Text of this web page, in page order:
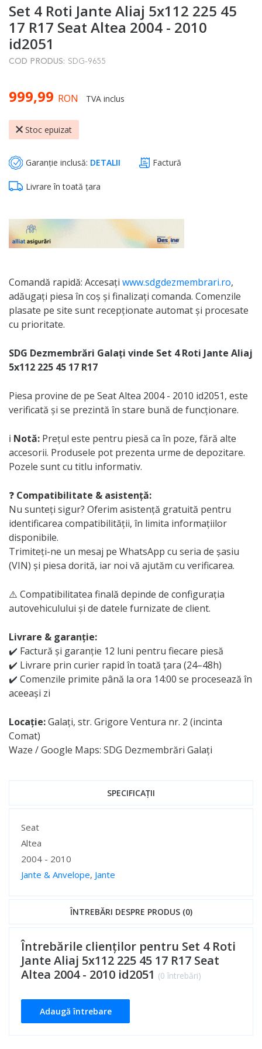
to
the
beginning
of
the
gallery
Set 4 Roti Jante Aliaj 5x112 225 45
17 R17 Seat Altea 2004 - 2010
id2051
COD PRODUS: SDG-9655
999,99 RON TVA inclus
Stoc epuizat
Garanție inclusă: DETALII Factură
Livrare în toată țara
Comandă rapidă: Accesați www.sdgdezmembrari.ro,
adăugați piesa în coș și finalizați comanda. Comenzile
plasate pe site sunt recepționate automat și procesate
cu prioritate.
SDG Dezmembrări Galați vinde Set 4 Roti Jante Aliaj
5x112 225 45 17 R17
Piesa provine de pe Seat Altea 2004 - 2010 id2051, este
verificată și se prezintă în stare bună de funcționare.
ℹ️ Notă: Prețul este pentru piesă ca în poze, fără alte
accesorii. Produsele pot prezenta urme de depozitare.
Pozele sunt cu titlu informativ.
❓ Compatibilitate & asistență:
Nu sunteți sigur? Oferim asistență gratuită pentru
identificarea compatibilității, în limita informațiilor
disponibile.
Trimiteți-ne un mesaj pe WhatsApp cu seria de șasiu
(VIN) și piesa dorită, iar noi vă ajutăm cu verificarea.
⚠️ Compatibilitatea finală depinde de configurația
autovehiculului și de datele furnizate de client.
Livrare & garanție:
✔️ Factură și garanție 12 luni pentru fiecare piesă
✔️ Livrare prin curier rapid în toată țara (24–48h)
✔️ Comenzile primite până la ora 14:00 se procesează în
aceeași zi
Locație:Galați, str. Grigore Ventura nr. 2 (incinta
Comat)
Waze / Google Maps: SDG Dezmembrări Galați
SPECIFICAȚII
Specificații
Seat
Altea
2004 - 2010
Jante & Anvelope, Jante
ÎNTREBĂRI DESPRE PRODUS (0)
Întrebările clienților pentru Set 4 Roti
Jante Aliaj 5x112 225 45 17 R17 Seat
Altea 2004 - 2010 id2051 (0 întrebări)
Adaugă întrebare